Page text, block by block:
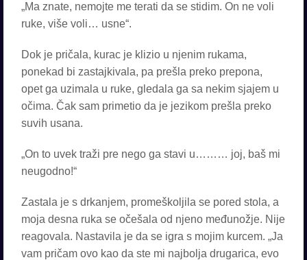
„Ma znate, nemojte me terati da se stidim. On ne voli
ruke, više voli… usne“.
Dok je pričala, kurac je klizio u njenim rukama,
ponekad bi zastajkivala, pa prešla preko prepona,
opet ga uzimala u ruke, gledala ga sa nekim sjajem u
očima. Čak sam primetio da je jezikom prešla preko
suvih usana.
„On to uvek traži pre nego ga stavi u……… joj, baš mi
neugodno!“
Zastala je s drkanjem, promeškoljila se pored stola, a
moja desna ruka se očešala od njeno međunožje. Nije
reagovala. Nastavila je da se igra s mojim kurcem. „Ja
vam pričam ovo kao da ste mi najbolja drugarica, evo